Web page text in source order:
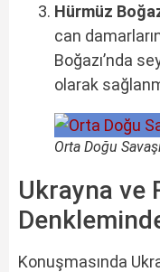
Hürmüz
can
Boğazı’nda
olarak
Orta Doğu
Ukrayna ve
Konuşmasında